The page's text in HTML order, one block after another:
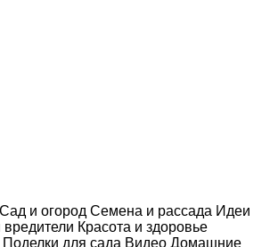
Сад и огород Семена и рассада Идеи
вредители Красота и здоровье
Поделки для сада Видео Домашние